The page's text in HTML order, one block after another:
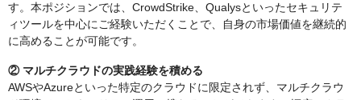
す。本ポジションでは、CrowdStrike、Qualysといったセキュリテ
ィツールを中心にご経験いただくことで、自身の市場価値を継続的
に高めることが可能です。
② マルチクラウドの実践経験を積める
AWSやAzureといった特定のクラウドに限定されず、マルチクラウ